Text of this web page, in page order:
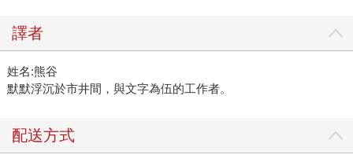
譯者
姓名:熊谷
默默浮沉於市井間，與文字為伍的工作者。
配送方式